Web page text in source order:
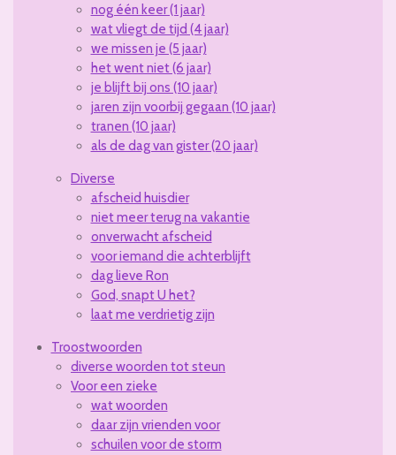
nog één keer (1 jaar)
wat vliegt de tijd (4 jaar)
we missen je (5 jaar)
het went niet (6 jaar)
je blijft bij ons (10 jaar)
jaren zijn voorbij gegaan (10 jaar)
tranen (10 jaar)
als de dag van gister (20 jaar)
Diverse
afscheid huisdier
niet meer terug na vakantie
onverwacht afscheid
voor iemand die achterblijft
dag lieve Ron
God, snapt U het?
laat me verdrietig zijn
Troostwoorden
diverse woorden tot steun
Voor een zieke
wat woorden
daar zijn vrienden voor
schuilen voor de storm